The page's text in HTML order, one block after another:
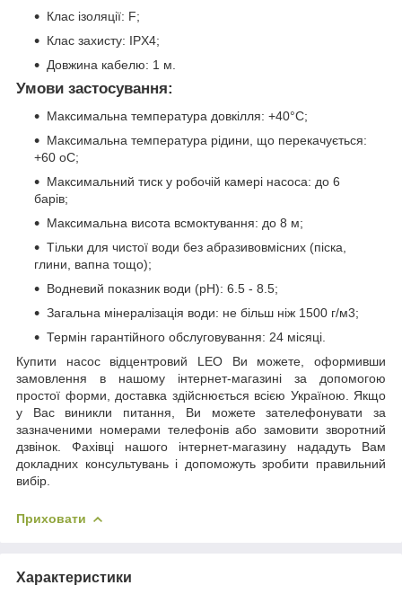
Клас ізоляції: F;
Клас захисту: IPХ4;
Довжина кабелю: 1 м.
Умови застосування:
Максимальна температура довкілля: +40°C;
Максимальна температура рідини, що перекачується:
+60 oC;
Максимальний тиск у робочій камері насоса: до 6
барів;
Максимальна висота всмоктування: до 8 м;
Тільки для чистої води без абразивовмісних (піска,
глини, вапна тощо);
Водневий показник води (pH): 6.5 - 8.5;
Загальна мінералізація води: не більш ніж 1500 г/м3;
Термін гарантійного обслуговування: 24 місяці.
Купити насос відцентровий LEO Ви можете, оформивши
замовлення в нашому інтернет-магазині за допомогою
простої форми, доставка здійснюється всією Україною. Якщо
у Вас виникли питання, Ви можете зателефонувати за
зазначеними номерами телефонів або замовити зворотний
дзвінок. Фахівці нашого інтернет-магазину нададуть Вам
докладних консультувань і допоможуть зробити правильний
вибір.
Приховати
Характеристики